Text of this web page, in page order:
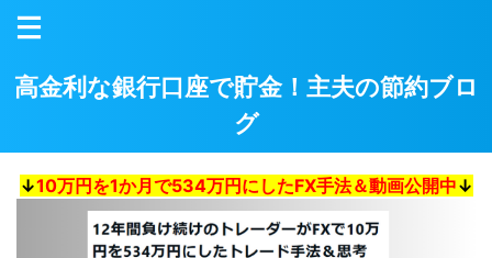
高金利な銀行口座で貯金！主夫の節約ブロ
グ
↓10万円を1か月で534万円にしたFX手法＆動画公開中↓